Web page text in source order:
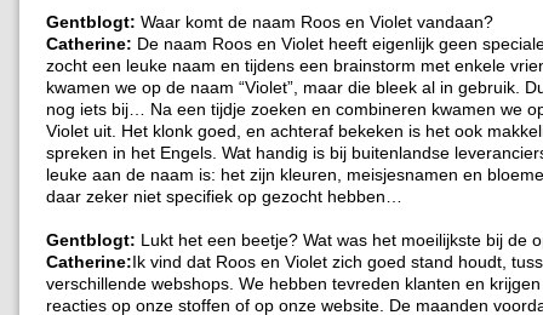
Gentblogt: Waar komt de naam Roos en Violet vandaan?
Catherine: De naam Roos en Violet heeft eigenlijk geen
zocht een leuke naam en tijdens een brainstorm met enkele
kwamen we op de naam “Violet”, maar die bleek al in gebruik.
nog iets bij… Na een tijdje zoeken en combineren kwamen we
Violet uit. Het klonk goed, en achteraf bekeken is het ook
spreken in het Engels. Wat handig is bij buitenlandse
leuke aan de naam is: het zijn kleuren, meisjesnamen en
daar zeker niet specifiek op gezocht hebben…
Gentblogt: Lukt het een beetje? Wat was het moeilijkste bij de
Catherine:Ik vind dat Roos en Violet zich goed stand houdt,
verschillende webshops. We hebben tevreden klanten en
reacties op onze stoffen of op onze website. De maanden